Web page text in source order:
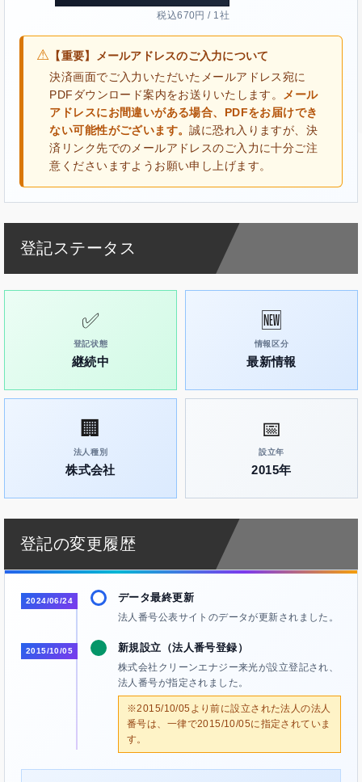
税込670円 / 1社
⚠ 【重要】メールアドレスのご入力について
決済画面でご入力いただいたメールアドレス宛に
PDFダウンロード案内をお送りいたします。
メール
アドレスにお間違いがある場合、PDFをお届けでき
ない可能性がございます。誠に恐れ入りますが、決
済リンク先でのメールアドレスのご入力に十分ご注
意くださいますようお願い申し上げます。
登記ステータス
✅
登記状態
継続中
🆕
情報区分
最新情報
🏢
法人種別
株式会社
📅
設立年
2015年
登記の変更履歴
2024/06/24 データ最終更新
法人番号公表サイトのデータが更新されました。
2015/10/05 新規設立（法人番号登録）
株式会社クリーンエナジー来光が設立登記され、
法人番号が指定されました。
※2015/10/05より前に設立された法人の法人
番号は、一律で2015/10/05に指定されていま
す。